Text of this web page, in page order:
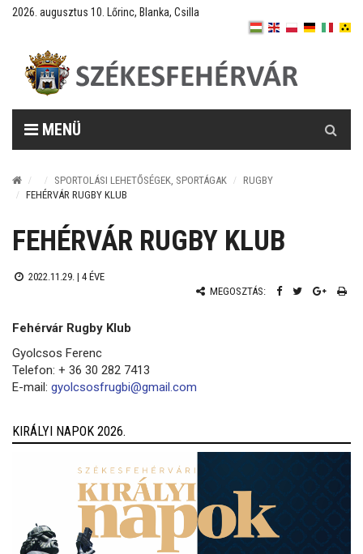
2026. augusztus 10. Lőrinc, Blanka, Csilla
MENÜ
SPORTOLÁSI LEHETŐSÉGEK, SPORTÁGAK
RUGBY
FEHÉRVÁR RUGBY KLUB
FEHÉRVÁR RUGBY KLUB
2022.11.29. | 4 ÉVE
MEGOSZTÁS:
Fehérvár Rugby Klub
Gyolcsos Ferenc
Telefon: + 36 30 282 7413
E-mail: gyolcsosfrugbi@gmail.com
KIRÁLYI NAPOK 2026.